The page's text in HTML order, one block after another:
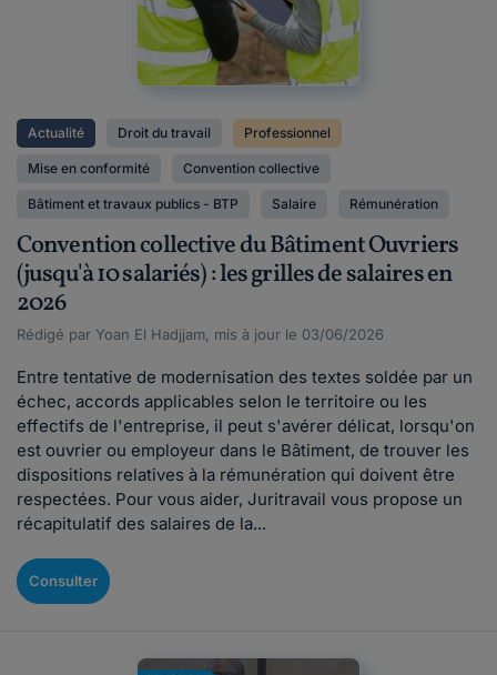
Actualité Droit du travail Professionnel
Mise en conformité Convention collective
Bâtiment et travaux publics - BTP Salaire Rémunération
Convention collective du Bâtiment Ouvriers
(jusqu'à 10 salariés) : les grilles de salaires en
2026
Rédigé par Yoan El Hadjjam, mis à jour le 03/06/2026
Entre tentative de modernisation des textes soldée par un
échec, accords applicables selon le territoire ou les
effectifs de l'entreprise, il peut s'avérer délicat, lorsqu'on
est ouvrier ou employeur dans le Bâtiment, de trouver les
dispositions relatives à la rémunération qui doivent être
respectées. Pour vous aider, Juritravail vous propose un
récapitulatif des salaires de la...
Consulter